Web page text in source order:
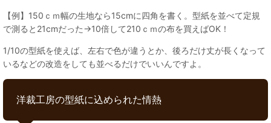
【例】150ｃｍ幅の生地なら15cmに四角を書く。型紙を並べて定規
で測ると21cmだった→10倍して210ｃｍの布を買えばOK！
1/10の型紙を使えば、左右で色が違うとか、後ろだけ丈が長くなって
いるなどの改造をしても並べるだけでいいんですよ。
洋裁工房の型紙に込められた情熱